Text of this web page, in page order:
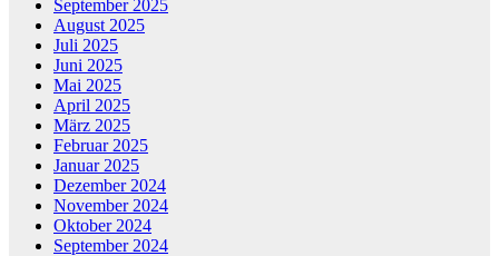
September 2025
August 2025
Juli 2025
Juni 2025
Mai 2025
April 2025
März 2025
Februar 2025
Januar 2025
Dezember 2024
November 2024
Oktober 2024
September 2024